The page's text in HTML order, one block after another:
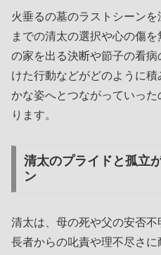
火垂るの墓のラストシーン
までの清太の選択や心の傷
の家を出る決断や節子の看
けた行動などがどのように
かな姿へとつながっていっ
ります。
清太のプライドと孤立
ン
清太は、母の死や父の安否
長者からの叱責や理不尽さ